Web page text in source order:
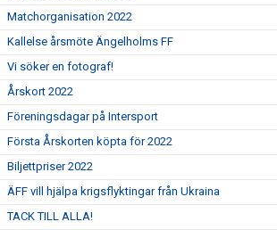
Matchorganisation 2022
Kallelse årsmöte Ängelholms FF
Vi söker en fotograf!
Årskort 2022
Föreningsdagar på Intersport
Första Årskorten köpta för 2022
Biljettpriser 2022
ÄFF vill hjälpa krigsflyktingar från Ukraina
TACK TILL ALLA!